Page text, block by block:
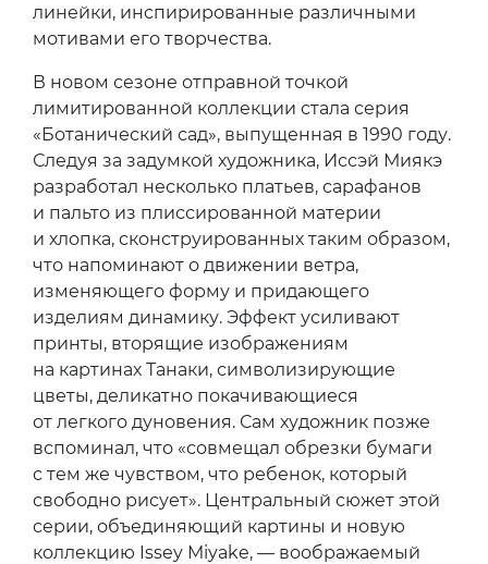
линейки, инспирированные различными
мотивами его творчества.
В новом сезоне отправной точкой
лимитированной коллекции стала серия
«Ботанический сад», выпущенная в 1990 году.
Следуя за задумкой художника, Иссэй Миякэ
разработал несколько платьев, сарафанов
и пальто из плиссированной материи
и хлопка, сконструированных таким образом,
что напоминают о движении ветра,
изменяющего форму и придающего
изделиям динамику. Эффект усиливают
принты, вторящие изображениям
на картинах Танаки, символизирующие
цветы, деликатно покачивающиеся
от легкого дуновения. Сам художник позже
вспоминал, что «совмещал обрезки бумаги
с тем же чувством, что ребенок, который
свободно рисует». Центральный сюжет этой
серии, объединяющий картины и новую
коллекцию Issey Miyake, — воображаемый